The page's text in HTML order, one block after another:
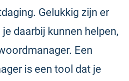
Gelukkig zijn er
daarbij kunnen helpen,
Een
is een tool dat je